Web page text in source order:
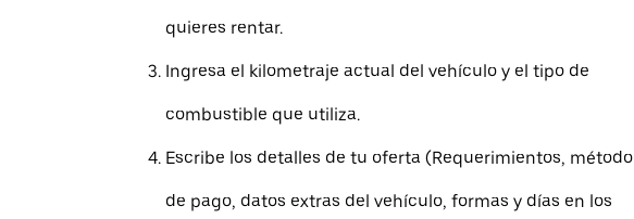
quieres rentar.
Ingresa el kilometraje actual del vehículo y el tipo de
combustible que utiliza.
Escribe los detalles de tu oferta (Requerimientos, método
de pago, datos extras del vehículo, formas y días en los